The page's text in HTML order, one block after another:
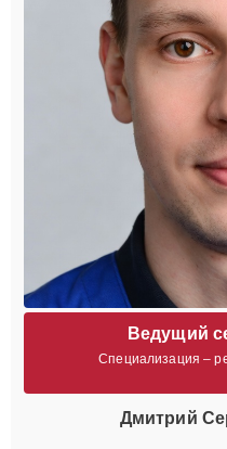
Ведущий
Специализация –
Дмитрий